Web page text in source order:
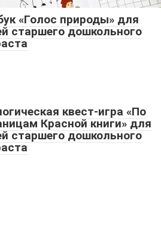
«Голос природы» для
старшего дошкольного
квест-игра «По
Красной книги» для
старшего дошкольного